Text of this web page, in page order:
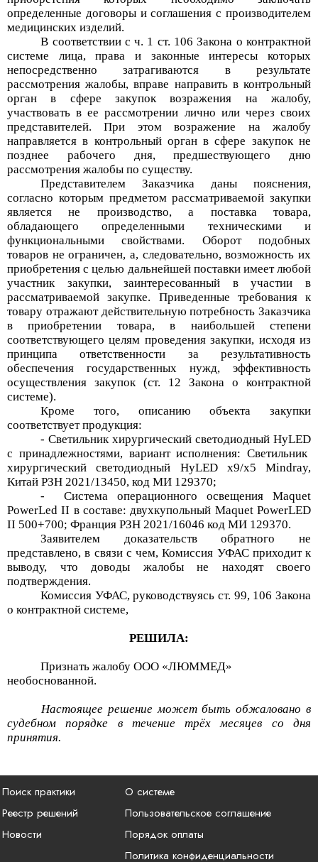
определенные договоры и соглашения с производителем
медицинских изделий.
В соответствии с ч. 1 ст. 106 Закона о контрактной
системе лица, права и законные интересы которых
непосредственно затрагиваются в результате
рассмотрения жалобы, вправе направить в контрольный
орган в сфере закупок возражения на жалобу,
участвовать в ее рассмотрении лично или через своих
представителей. При этом возражение на жалобу
направляется в контрольный орган в сфере закупок не
позднее рабочего дня, предшествующего дню
рассмотрения жалобы по существу.
Представителем Заказчика даны пояснения,
согласно которым предметом рассматриваемой закупки
является не производство, а поставка товара,
обладающего определенными техническими и
функциональными свойствами. Оборот подобных
товаров не ограничен, а, следовательно, возможность их
приобретения с целью дальнейшей поставки имеет любой
участник закупки, заинтересованный в участии в
рассматриваемой закупке. Приведенные требования к
товару отражают действительную потребность Заказчика
в приобретении товара, в наибольшей степени
соответствующего целям проведения закупки, исходя из
принципа ответственности за результативность
обеспечения государственных нужд, эффективность
осуществления закупок (ст. 12 Закона о контрактной
системе).
Кроме того, описанию объекта закупки
соответствует продукция:
-Светильник хирургический светодиодный HyLED
с принадлежностями, вариант исполнения: Светильник
хирургический светодиодный HyLED x9/x5 Mindray,
Китай РЗН 2021/13450, код МИ 129370;
-
Система операционного освещенияMaquet
PowerLed II в составе: двухкупольный Maquet PowerLED
II 500+700; Франция РЗН 2021/16046 код МИ 129370.
Заявителем доказательств обратного не
представлено, в связи с чем, Комиссия УФАС приходит к
выводу, что доводы жалобы не находят своего
подтверждения.
Комиссия УФАС, руководствуясь ст. 99, 106 Закона
о контрактной системе,
РЕШИЛА:
Признать жалобуООО «ЛЮММЕД»
необоснованной.
Настоящее решение может быть обжаловано в
судебном порядке в течение трёх месяцев со дня
принятия.
Поиск практики
Реестр решений
Новости
О системе
Пользовательское соглашение
Порядок оплаты
Политика конфиденциальности